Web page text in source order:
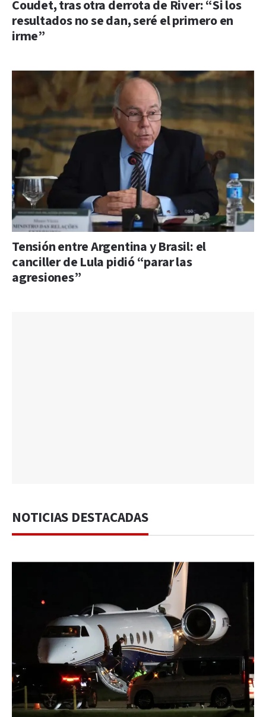
Coudet, tras otra derrota de River: “Si los
resultados no se dan, seré el primero en
irme”
Tensión entre Argentina y Brasil: el
canciller de Lula pidió “parar las
agresiones”
NOTICIAS DESTACADAS